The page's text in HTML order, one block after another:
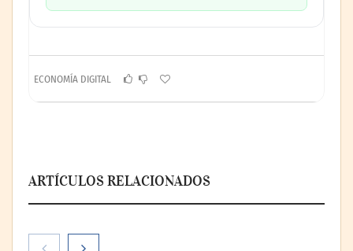
ECONOMÍA DIGITAL
ARTÍCULOS RELACIONADOS